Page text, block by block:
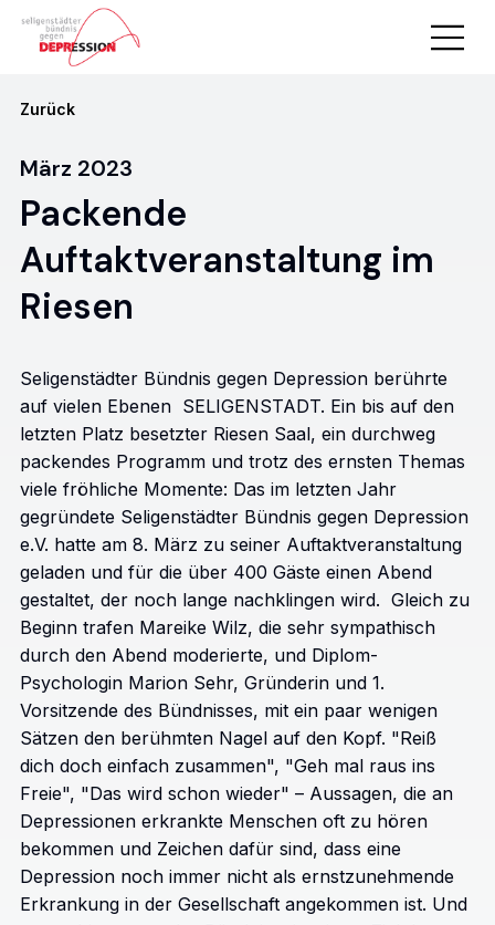
Zurück
März 2023
Packende
Auftaktveranstaltung im
Riesen
Seligenstädter Bündnis gegen Depression berührte
auf vielen Ebenen SELIGENSTADT. Ein bis auf den
letzten Platz besetzter Riesen Saal, ein durchweg
packendes Programm und trotz des ernsten Themas
viele fröhliche Momente: Das im letzten Jahr
gegründete Seligenstädter Bündnis gegen Depression
e.V. hatte am 8. März zu seiner Auftaktveranstaltung
geladen und für die über 400 Gäste einen Abend
gestaltet, der noch lange nachklingen wird. Gleich zu
Beginn trafen Mareike Wilz, die sehr sympathisch
durch den Abend moderierte, und Diplom-
Psychologin Marion Sehr, Gründerin und 1.
Vorsitzende des Bündnisses, mit ein paar wenigen
Sätzen den berühmten Nagel auf den Kopf. "Reiß
dich doch einfach zusammen", "Geh mal raus ins
Freie", "Das wird schon wieder" – Aussagen, die an
Depressionen erkrankte Menschen oft zu hören
bekommen und Zeichen dafür sind, dass eine
Depression noch immer nicht als ernstzunehmende
Erkrankung in der Gesellschaft angekommen ist. Und